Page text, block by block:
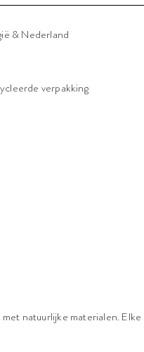
& Nederland
verpakking
natuurlijke materialen.